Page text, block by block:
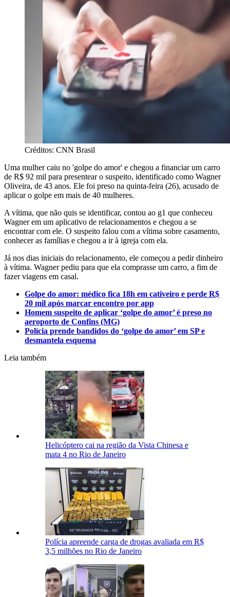
Créditos: CNN Brasil
Uma mulher caiu no 'golpe do amor' e chegou a financiar um carro
de R$ 92 mil para presentear o suspeito, identificado como Wagner
Oliveira, de 43 anos. Ele foi preso na quinta-feira (26), acusado de
aplicar o golpe em mais de 40 mulheres.
A vítima, que não quis se identificar, contou ao g1 que conheceu
Wagner em um aplicativo de relacionamentos e chegou a se
encontrar com ele. O suspeito falou com a vítima sobre casamento,
conhecer as famílias e chegou a ir à igreja com ela.
Já nos dias iniciais do relacionamento, ele começou a pedir dinheiro
à vítima. Wagner pediu para que ela comprasse um carro, a fim de
fazer viagens em casal.
Golpe do amor: médico fica 18h em cativeiro e perde R$
20 mil após marcar encontro por app
Homem suspeito de aplicar ‘golpe do amor’ é preso no
aeroporto de Confins (MG)
Polícia prende bandidos do ‘golpe do amor’ em SP e
desmantela esquema
Leia também
Helicóptero cai na região da Vista Chinesa e
mata 4 no Rio de Janeiro
Polícia apreende carga de drogas avaliada em R$
3,5 milhões no Rio de Janeiro